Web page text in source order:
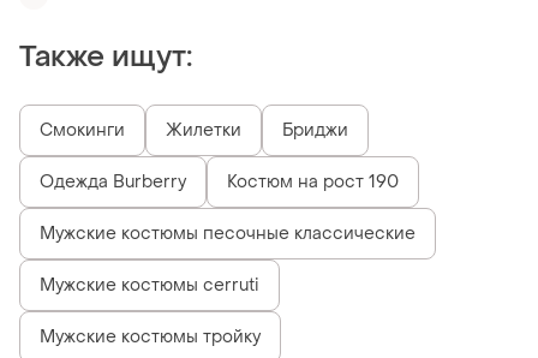
Также ищут:
Смокинги Жилетки Бриджи
Одежда Burberry Костюм на рост 190
Мужские костюмы песочные классические
Мужские костюмы cerruti
Мужские костюмы тройку